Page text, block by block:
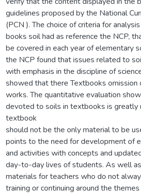
guidelines proposed by the National
(PCN ). The choice of criteria for
books soil had as reference the NCP,
be covered in each year of elementary
the NCP found that issues related to
with emphasis in the discipline of
showed that there Textbooks omission
works. The quantitative evaluation
devoted to soils in textbooks is greatly
textbook
should not be the only material to be
points to the need for development of
and activities with concepts and
day-to-day lives of students. As well
materials for teachers who do not
training or continuing around the